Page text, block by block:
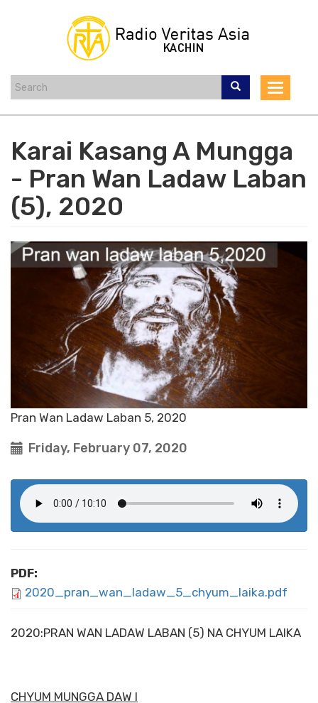
Toggle
Karai Kasang A Mungga
- Pran Wan Ladaw Laban
(5), 2020
Pran Wan Ladaw Laban 5, 2020
Friday, February 07, 2020
PDF:
2020_pran_wan_ladaw_5_chyum_laika.pdf
2020:PRAN WAN LADAW LABAN (5) NA CHYUM LAIKA
CHYUM MUNGGA DAW I